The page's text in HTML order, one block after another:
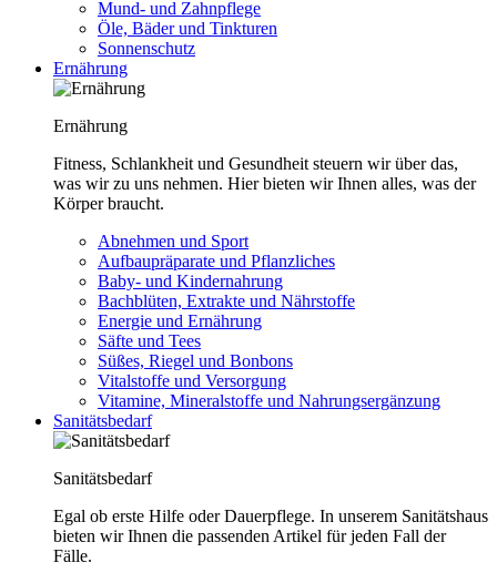
Mund- und Zahnpflege
Öle, Bäder und Tinkturen
Sonnenschutz
Ernährung
Ernährung
Fitness, Schlankheit und Gesundheit steuern wir über das,
was wir zu uns nehmen. Hier bieten wir Ihnen alles, was der
Körper braucht.
Abnehmen und Sport
Aufbaupräparate und Pflanzliches
Baby- und Kindernahrung
Bachblüten, Extrakte und Nährstoffe
Energie und Ernährung
Säfte und Tees
Süßes, Riegel und Bonbons
Vitalstoffe und Versorgung
Vitamine, Mineralstoffe und Nahrungsergänzung
Sanitätsbedarf
Sanitätsbedarf
Egal ob erste Hilfe oder Dauerpflege. In unserem Sanitätshaus
bieten wir Ihnen die passenden Artikel für jeden Fall der
Fälle.